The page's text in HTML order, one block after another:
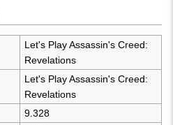
Let's Play Assassin's Creed:
Revelations
Let's Play Assassin's Creed:
Revelations
9.328